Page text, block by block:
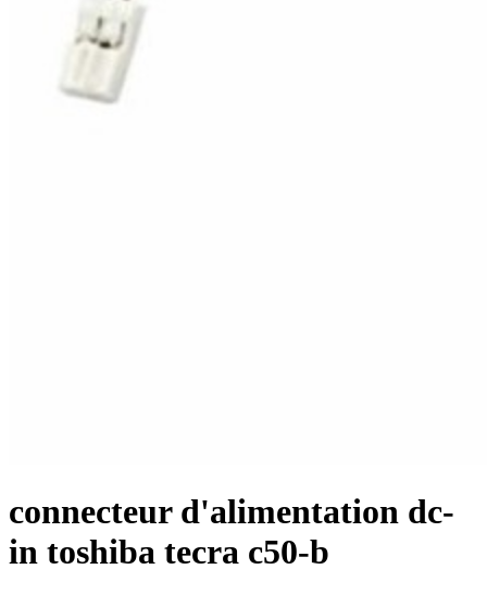
connecteur d'alimentation dc-
in toshiba tecra c50-b